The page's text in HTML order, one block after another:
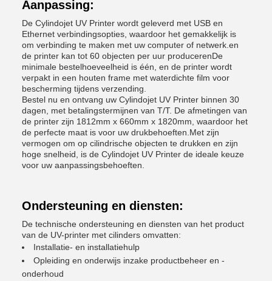
Aanpassing:
De Cylindojet UV Printer wordt geleverd met USB en
Ethernet verbindingsopties, waardoor het gemakkelijk is
om verbinding te maken met uw computer of netwerk.en
de printer kan tot 60 objecten per uur producerenDe
minimale bestelhoeveelheid is één, en de printer wordt
verpakt in een houten frame met waterdichte film voor
bescherming tijdens verzending.
Bestel nu en ontvang uw Cylindojet UV Printer binnen 30
dagen, met betalingstermijnen van T/T. De afmetingen van
de printer zijn 1812mm x 660mm x 1820mm, waardoor het
de perfecte maat is voor uw drukbehoeften.Met zijn
vermogen om op cilindrische objecten te drukken en zijn
hoge snelheid, is de Cylindojet UV Printer de ideale keuze
voor uw aanpassingsbehoeften.
Ondersteuning en diensten:
De technische ondersteuning en diensten van het product
van de UV-printer met cilinders omvatten:
Installatie- en installatiehulp
Opleiding en onderwijs inzake productbeheer en -
onderhoud